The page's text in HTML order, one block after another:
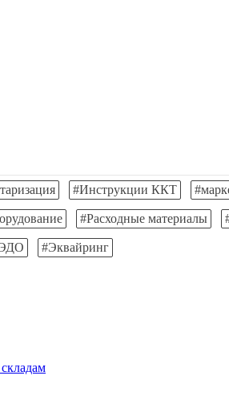
#Инструкции ККТ
#Расходные материалы
#Эквайринг